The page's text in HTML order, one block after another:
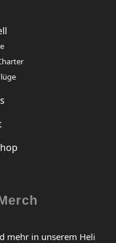
mehr in unserem Heli